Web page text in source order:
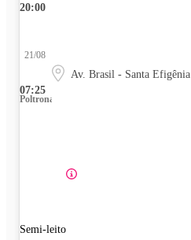
20:00
07:25
21/08
Av. Brasil - Santa Efigênia
Poltrona
Semi-leito